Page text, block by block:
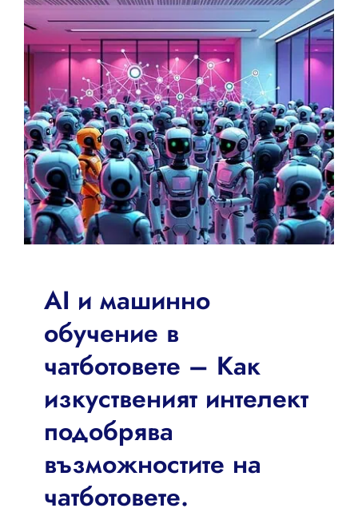
AI и машинно
обучение в
чатботовете – Как
изкуственият интелект
подобрява
възможностите на
чатботовете.